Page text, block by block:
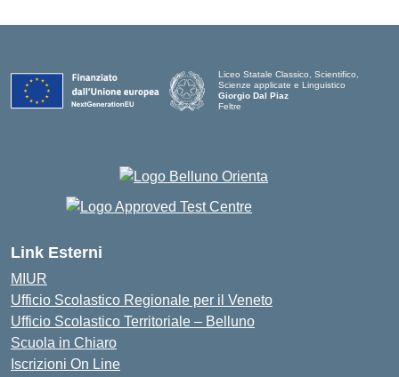
Liceo Statale Classico, Scientifico,
Scienze applicate e Linguistico
Giorgio Dal Piaz
Feltre
Link Esterni
MIUR
Ufficio Scolastico Regionale per il Veneto
Ufficio Scolastico Territoriale – Belluno
Scuola in Chiaro
Iscrizioni On Line